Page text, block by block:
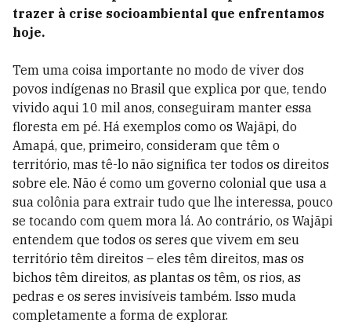
trazer à crise socioambiental que enfrentamos
hoje.
Tem uma coisa importante no modo de viver dos
povos indígenas no Brasil que explica por que, tendo
vivido aqui 10 mil anos, conseguiram manter essa
floresta em pé. Há exemplos como os Wajãpi, do
Amapá, que, primeiro, consideram que têm o
território, mas tê-lo não significa ter todos os direitos
sobre ele. Não é como um governo colonial que usa a
sua colônia para extrair tudo que lhe interessa, pouco
se tocando com quem mora lá. Ao contrário, os Wajãpi
entendem que todos os seres que vivem em seu
território têm direitos – eles têm direitos, mas os
bichos têm direitos, as plantas os têm, os rios, as
pedras e os seres invisíveis também. Isso muda
completamente a forma de explorar.